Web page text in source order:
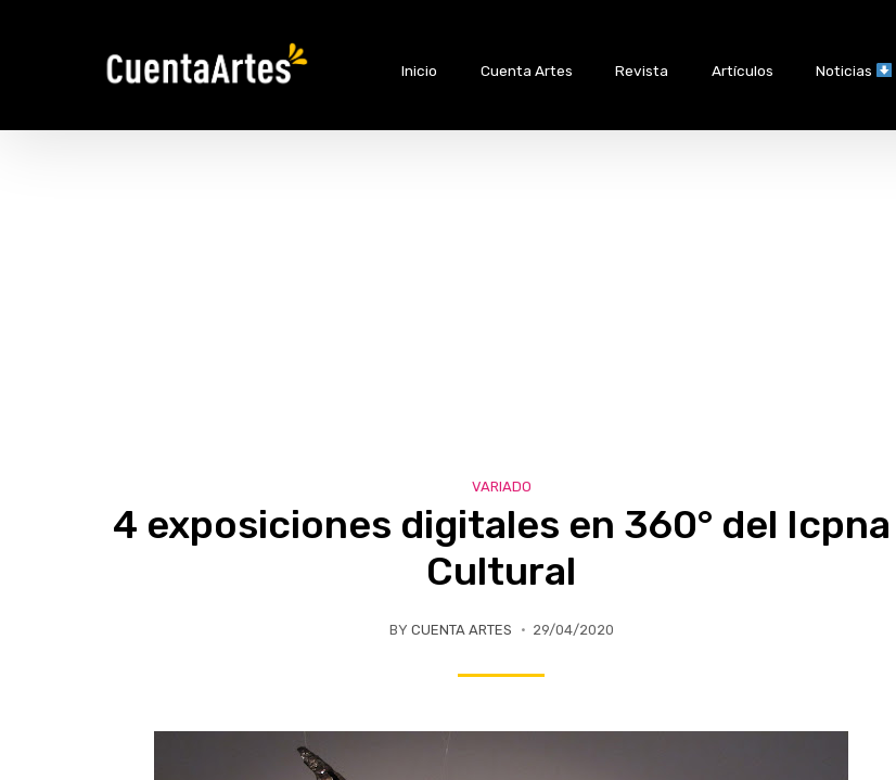
Inicio Cuenta Artes Revista Artículos Noticias
VARIADO
4 exposiciones digitales en 360° del Icpna
Cultural
BY CUENTA ARTES 29/04/2020